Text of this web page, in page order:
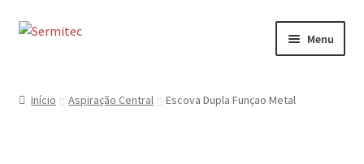
Ir
Saltar
Menu
Início Aspiração Central Escova Dupla Funçao Metal